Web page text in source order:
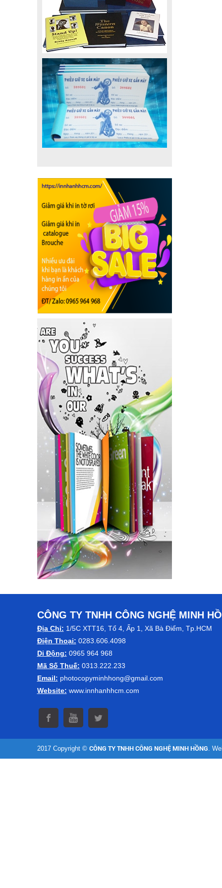
CÔNG TY TNHH CÔNG NGHỆ MINH
Địa Chỉ: 1/5C XTT16, Tổ 4, Ấp 1, Xã Bà Điểm, Tp.HCM
Điện Thoại: 0283.606.4098
Di Động: 0965 964 968
Mã Số Thuế: 0313.222.233
Email: photocopyminhhong@gmail.com
Website: www.innhanhhcm.com
2017 Copyright © CÔNG TY TNHH CÔNG NGHỆ MINH HỒNG .